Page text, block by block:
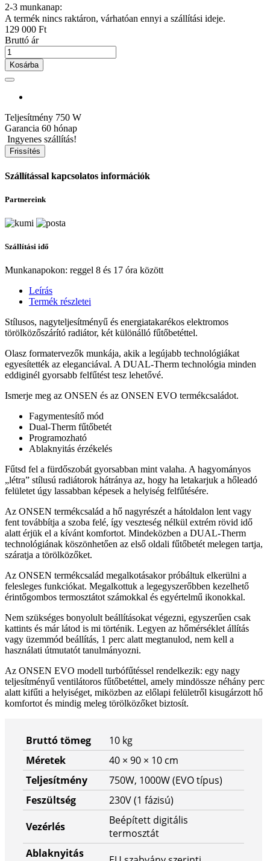
2-3 munkanap:
A termék nincs raktáron, várhatóan ennyi a szállítási ideje.
129 000 Ft
Bruttó ár
Kosárba
Teljesítmény 750 W
Garancia 60 hónap
Ingyenes szállítás!
Szállítással kapcsolatos információk
Partnereink
Szállítási idő
Munkanapokon: reggel 8 és 17 óra között
Leírás
Termék részletei
Stílusos, nagyteljesítményű és energiatakarékos elektromos
törölközőszárító radiátor, két különálló fűtőbetéttel.
Olasz formatervezők munkája, akik a legújabb technológiákat
egyesítették az eleganciával. A DUAL-Therm technológia minden
eddiginél gyorsabb felfűtést tesz lehetővé.
Ismerje meg az ONSEN és az ONSEN EVO termékcsaládot.
Fagymentesítő mód
Dual-Therm fűtőbetét
Programozható
Ablaknyitás érzékelés
Fűtsd fel a fürdőszobát gyorsabban mint valaha. A hagyományos
„létra” stílusú radiátorok hátránya az, hogy ha letakarjuk a hőleadó
felületet úgy lassabban képesek a helyiség felfűtésére.
Az ONSEN termékcsalád a hő nagyrészét a hátoldalon lent vagy
fent továbbítja a szoba felé, így veszteség nélkül extrém rövid idő
alatt érjük el a kívánt komfortot. Mindeközben a DUAL-Therm
technológiának köszönhetően az első oldali fűtőbetét melegen tartja,
száratja a törölközőket.
Az ONSEN termékcsalád megalkotásakor próbáltuk elkerülni a
felesleges funkciókat. Megalkottuk a legegyszerőbben kezelhető
érintőgombos termosztátot számokkal és egyértelmű ikonokkal.
Nem szükséges bonyolult beállításokat végezni, egyszerűen csak
kattints és már látod is mi történik. Legyen az hőmérséklet állítás
vagy üzemmód beállítás, 1 perc alatt megtanulod, nem kell a
használati útmutatót tanulmányozni.
Az ONSEN EVO modell turbófűtéssel rendelkezik: egy nagy
teljesítményű ventilátoros fűtőbetéttel, amely mindössze néhány perc
alatt kifűti a helyiséget, miközben az előlapi felületről kisugárzott hő
komfortot és mindig meleg törölközőket biztosít.
Bruttó tömeg
10 kg
Méretek
40 × 90 × 10 cm
Teljesítmény
750W, 1000W (EVO típus)
Feszültség
230V (1 fázisú)
Vezérlés
Beépített digitális
termosztát
Ablaknyitás